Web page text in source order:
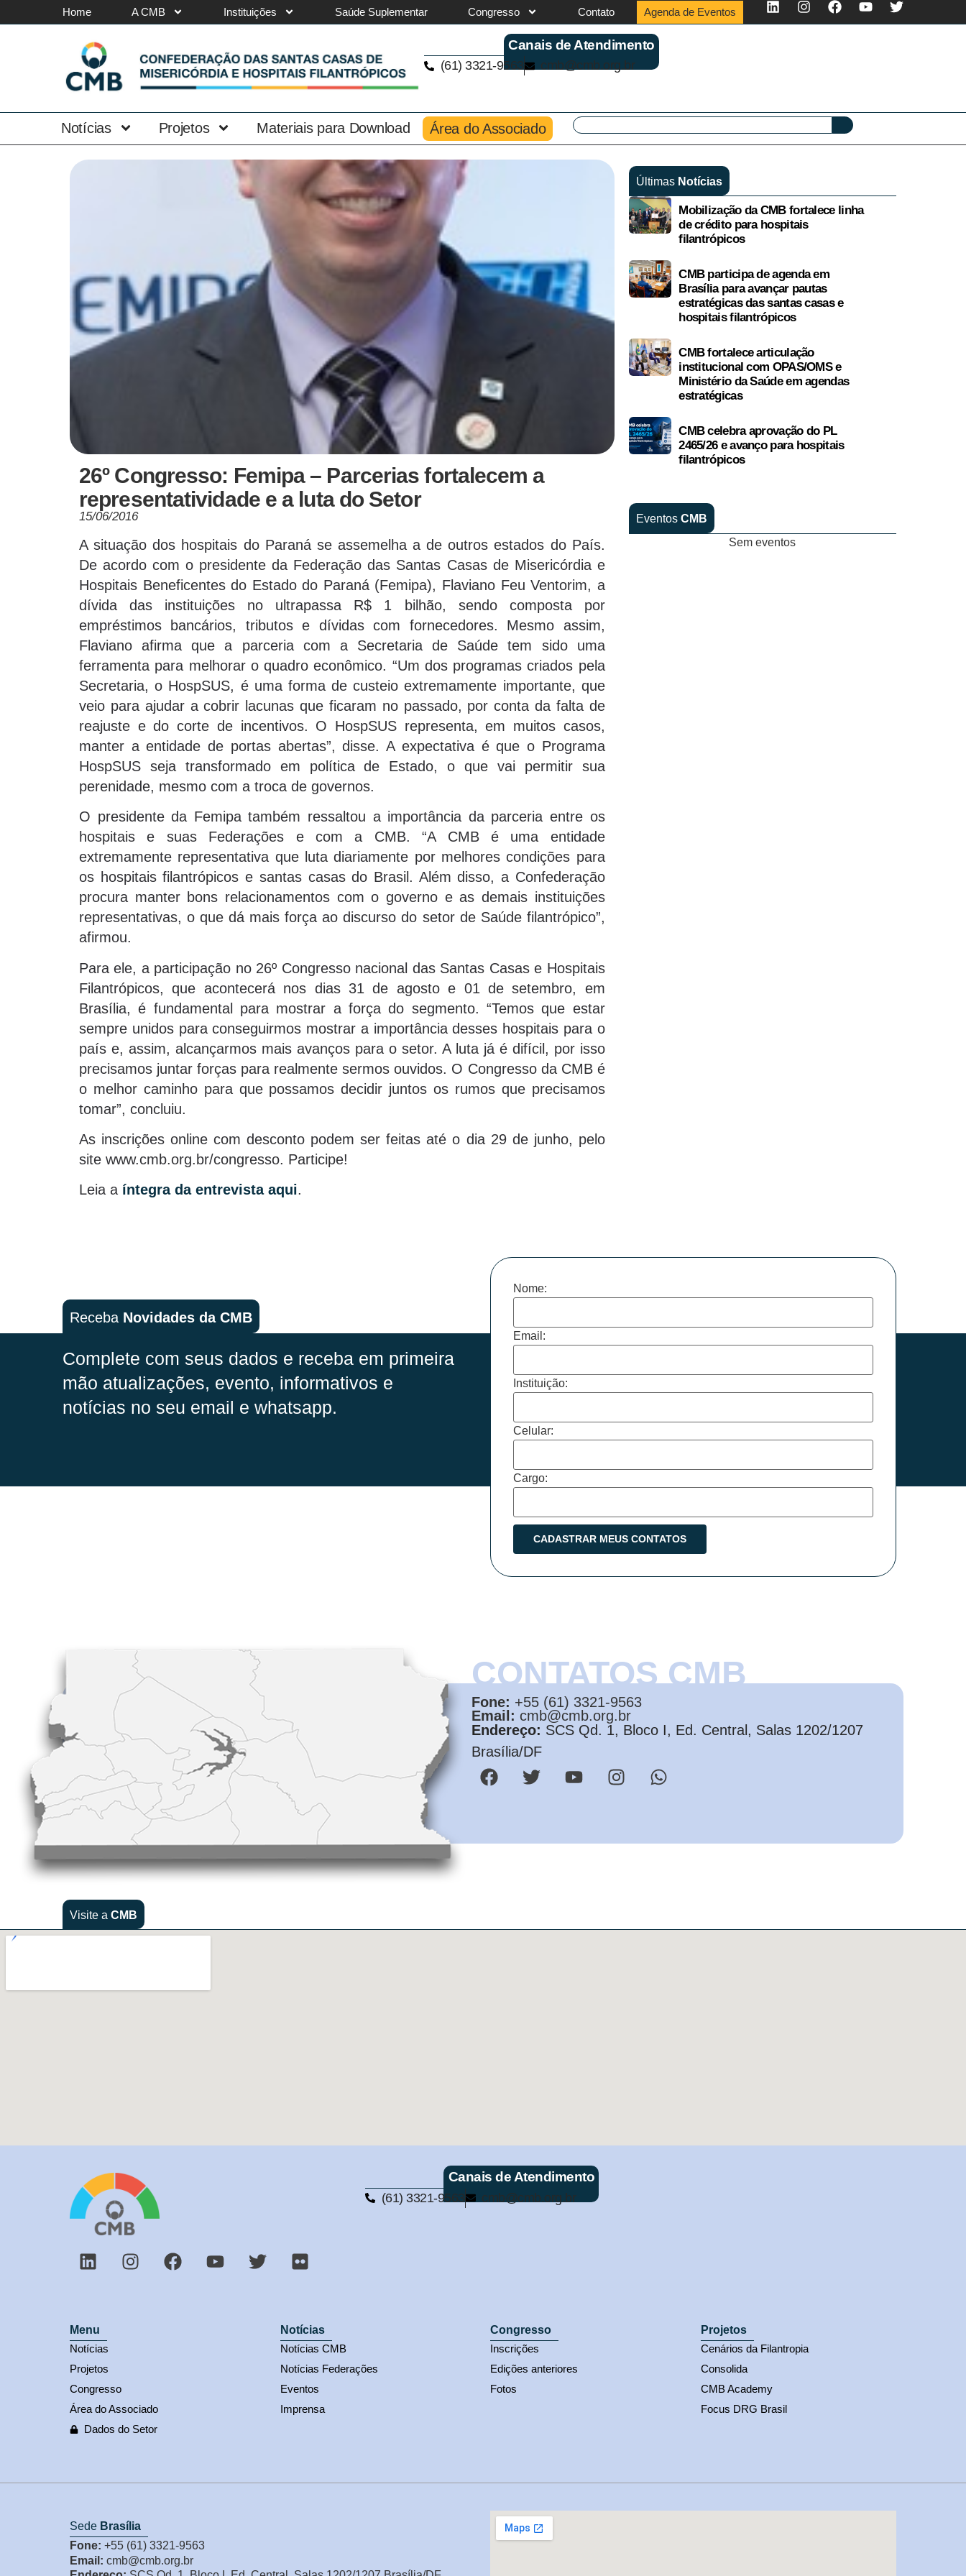
Home A CMB Instituições Saúde Suplementar Congresso Contato Agenda de Eventos
Canais de Atendimento
(61) 3321-9563 cmb@cmb.org.br
Notícias Projetos Materiais para Download Área do Associado
26º Congresso: Femipa – Parcerias fortalecem a
representatividade e a luta do Setor
15/06/2016
A situação dos hospitais do Paraná se assemelha a de outros estados do País.
De acordo com o presidente da Federação das Santas Casas de Misericórdia e
Hospitais Beneficentes do Estado do Paraná (Femipa), Flaviano Feu Ventorim, a
dívida das instituições no ultrapassa R$ 1 bilhão, sendo composta por
empréstimos bancários, tributos e dívidas com fornecedores. Mesmo assim,
Flaviano afirma que a parceria com a Secretaria de Saúde tem sido uma
ferramenta para melhorar o quadro econômico. “Um dos programas criados pela
Secretaria, o HospSUS, é uma forma de custeio extremamente importante, que
veio para ajudar a cobrir lacunas que ficaram no passado, por conta da falta de
reajuste e do corte de incentivos. O HospSUS representa, em muitos casos,
manter a entidade de portas abertas”, disse. A expectativa é que o Programa
HospSUS seja transformado em política de Estado, o que vai permitir sua
perenidade, mesmo com a troca de governos.
O presidente da Femipa também ressaltou a importância da parceria entre os
hospitais e suas Federações e com a CMB. “A CMB é uma entidade
extremamente representativa que luta diariamente por melhores condições para
os hospitais filantrópicos e santas casas do Brasil. Além disso, a Confederação
procura manter bons relacionamentos com o governo e as demais instituições
representativas, o que dá mais força ao discurso do setor de Saúde filantrópico”,
afirmou.
Para ele, a participação no 26º Congresso nacional das Santas Casas e Hospitais
Filantrópicos, que acontecerá nos dias 31 de agosto e 01 de setembro, em
Brasília, é fundamental para mostrar a força do segmento. “Temos que estar
sempre unidos para conseguirmos mostrar a importância desses hospitais para o
país e, assim, alcançarmos mais avanços para o setor. A luta já é difícil, por isso
precisamos juntar forças para realmente sermos ouvidos. O Congresso da CMB é
o melhor caminho para que possamos decidir juntos os rumos que precisamos
tomar”, concluiu.
As inscrições online com desconto podem ser feitas até o dia 29 de junho, pelo
site www.cmb.org.br/congresso. Participe!
Leia a íntegra da entrevista aqui.
Últimas Notícias
Mobilização da CMB fortalece linha
de crédito para hospitais
filantrópicos
CMB participa de agenda em
Brasília para avançar pautas
estratégicas das santas casas e
hospitais filantrópicos
CMB fortalece articulação
institucional com OPAS/OMS e
Ministério da Saúde em agendas
estratégicas
CMB celebra aprovação do PL
2465/26 e avanço para hospitais
filantrópicos
Eventos CMB
Sem eventos
Receba Novidades da CMB
Complete com seus dados e receba em primeira
mão atualizações, evento, informativos e
notícias no seu email e whatsapp.
Nome:
Email:
Instituição:
Celular:
Cargo:
CONTATOS CMB
Fone: +55 (61) 3321-9563
Email: cmb@cmb.org.br
Endereço: SCS Qd. 1, Bloco I, Ed. Central, Salas 1202/1207
Brasília/DF
Visite a CMB
Canais de Atendimento
(61) 3321-9563 cmb@cmb.org.br
Menu
Notícias
Projetos
Congresso
Área do Associado
Dados do Setor
Notícias
Notícias CMB
Notícias Federações
Eventos
Imprensa
Congresso
Inscrições
Edições anteriores
Fotos
Projetos
Cenários da Filantropia
Consolida
CMB Academy
Focus DRG Brasil
Sede Brasília
Fone: +55 (61) 3321-9563
Email: cmb@cmb.org.br